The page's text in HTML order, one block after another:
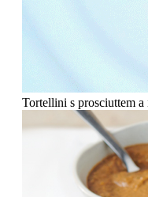
Tortellini s prosciuttem a